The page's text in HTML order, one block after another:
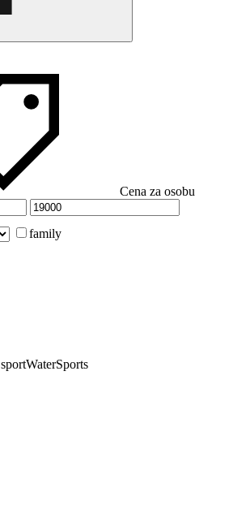
Cena za osobu
family
sportWaterSports